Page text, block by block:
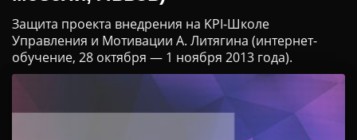
Защита проекта внедрения на KPI-Школе
Управления и Мотивации А. Литягина (интернет-
обучение, 28 октября — 1 ноября 2013 года).